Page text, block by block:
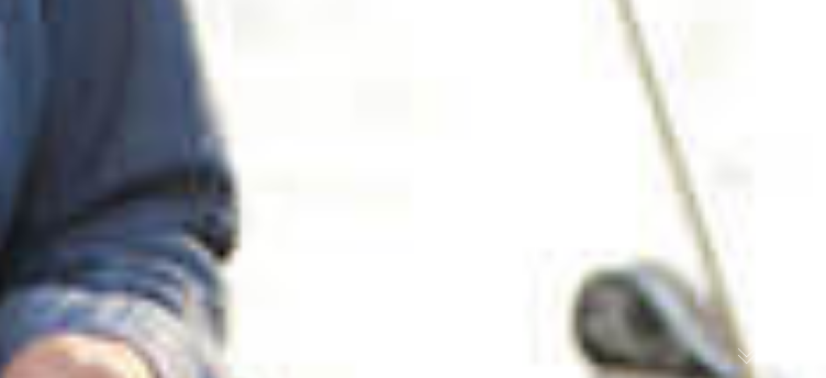
MARINOR
TJANSTER
NYHETER